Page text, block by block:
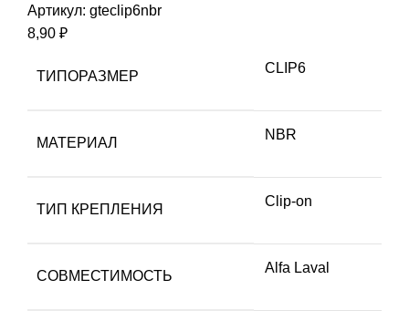
Артикул: gteclip6nbr
8,90 ₽
ТИПОРАЗМЕР
CLIP6
МАТЕРИАЛ
NBR
ТИП КРЕПЛЕНИЯ
Clip-on
СОВМЕСТИМОСТЬ
Alfa Laval